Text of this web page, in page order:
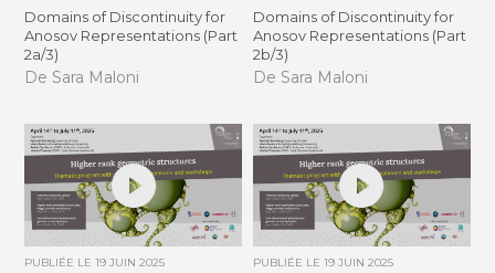
Domains of Discontinuity for
Anosov Representations (Part
2a/3)
De Sara Maloni
Domains of Discontinuity for
Anosov Representations (Part
2b/3)
De Sara Maloni
PUBLIÉE LE19 JUIN 2025 PUBLIÉE LE 19 JUIN 2025